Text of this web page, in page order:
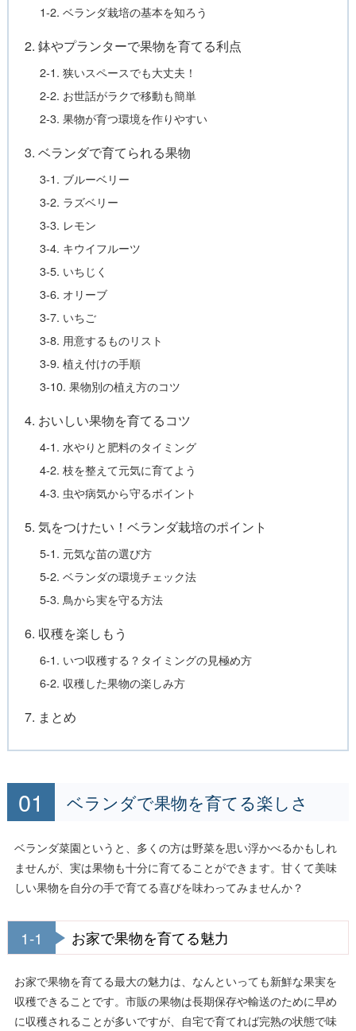
1-2. ベランダ栽培の基本を知ろう
2. 鉢やプランターで果物を育てる利点
2-1. 狭いスペースでも大丈夫！
2-2. お世話がラクで移動も簡単
2-3. 果物が育つ環境を作りやすい
3. ベランダで育てられる果物
3-1. ブルーベリー
3-2. ラズベリー
3-3. レモン
3-4. キウイフルーツ
3-5. いちじく
3-6. オリーブ
3-7. いちご
3-8. 用意するものリスト
3-9. 植え付けの手順
3-10. 果物別の植え方のコツ
4. おいしい果物を育てるコツ
4-1. 水やりと肥料のタイミング
4-2. 枝を整えて元気に育てよう
4-3. 虫や病気から守るポイント
5. 気をつけたい！ベランダ栽培のポイント
5-1. 元気な苗の選び方
5-2. ベランダの環境チェック法
5-3. 鳥から実を守る方法
6. 収穫を楽しもう
6-1. いつ収穫する？タイミングの見極め方
6-2. 収穫した果物の楽しみ方
7. まとめ
ベランダで果物を育てる楽しさ
ベランダ菜園というと、多くの方は野菜を思い浮かべるかもしれ
ませんが、実は果物も十分に育てることができます。甘くて美味
しい果物を自分の手で育てる喜びを味わってみませんか？
1-1 お家で果物を育てる魅力
お家で果物を育てる最大の魅力は、なんといっても新鮮な果実を
収穫できることです。市販の果物は長期保存や輸送のために早め
に収穫されることが多いですが、自宅で育てれば完熟の状態で味